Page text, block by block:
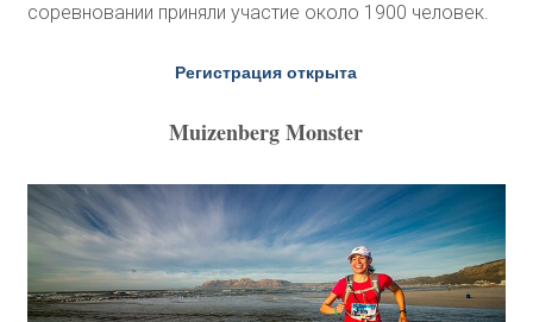
соревновании приняли участие около 1900 человек.
Регистрация открыта
Muizenberg Monster